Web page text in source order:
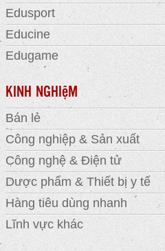
Edusport
Educine
Edugame
KINH NGHIệM
Bán lẻ
Công nghiệp & Sản xuất
Công nghệ & Điện tử
Dược phẩm & Thiết bị y tế
Hàng tiêu dùng nhanh
Lĩnh vực khác